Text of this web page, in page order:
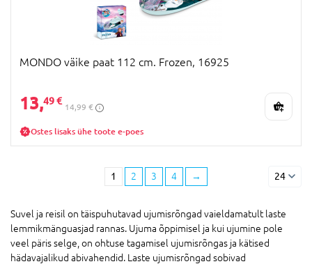
MONDO väike paat 112 cm. Frozen, 16925
13,49 €
14,99 €
Ostes lisaks ühe toote e-poes
1 2 3 4 → 24
Suvel ja reisil on täispuhutavad ujumisrõngad vaieldamatult laste
lemmikmänguasjad rannas. Ujuma õppimisel ja kui ujumine pole
veel päris selge, on ohtuse tagamisel ujumisrõngas ja kätised
hädavajalikud abivahendid. Laste ujumisrõngad sobivad